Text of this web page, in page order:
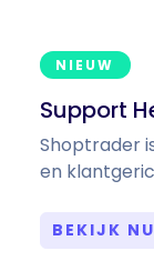
NIEUW
Support
Shoptrader
en
BEKIJK NU